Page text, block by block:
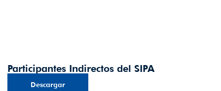
Participantes Indirectos del SIPA
Descargar